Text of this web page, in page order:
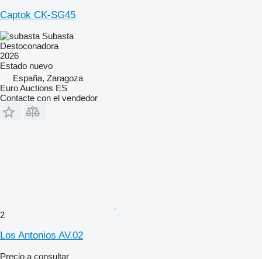
Captok CK-SG45
Subasta
Destoconadora
2026
Estado nuevo
España, Zaragoza
Euro Auctions ES
Contacte con el vendedor
2
Los Antonios AV.02
Precio a consultar